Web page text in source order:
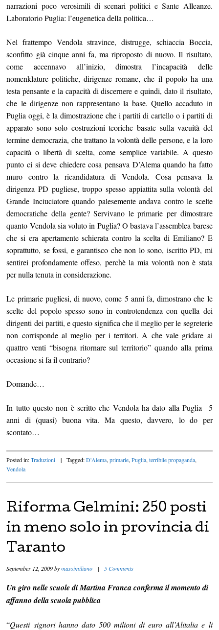
narrazioni poco verosimili di scenari politici e Sante Alleanze.
Laboratorio Puglia: l’eugenetica della politica…
Nel frattempo Vendola stravince, distrugge, schiaccia Boccia,
sconfitto già cinque anni fa, ma riproposto di nuovo. Il risultato,
come accennavo all’inizio, dimostra l’incapacità delle
nomenklature politiche, dirigenze romane, che il popolo ha una
testa pensante e la capacità di discernere e quindi, dato il risultato,
che le dirigenze non rappresentano la base. Quello accaduto in
Puglia oggi, è la dimostrazione che i partiti di cartello o i partiti di
apparato sono solo costruzioni teoriche basate sulla vacuità del
termine democrazia, che trattano la volontà delle persone, e la loro
capacità o libertà di scelta, come semplice variabile. A questo
punto ci si deve chiedere cosa pensava D’Alema quando ha fatto
muro contro la ricandidatura di Vendola. Cosa pensava la
dirigenza PD pugliese, troppo spesso appiattita sulla volontà del
Grande Inciuciatore quando palesemente andava contro le scelte
democratiche della gente? Servivano le primarie per dimostrare
quanto Vendola sia voluto in Puglia? O bastava l’assemblea barese
che si era apertamente schierata contro la scelta di Emiliano? E
soprattutto, se fossi, e garantisco che non lo sono, iscritto PD, mi
sentirei profondamente offeso, perchè la mia volontà non è stata
per nulla tenuta in considerazione.
Le primarie pugliesi, di nuovo, come 5 anni fa, dimostrano che le
scelte del popolo spesso sono in controtendenza con quella dei
dirigenti dei partiti, e questo significa che il meglio per le segreterie
non corrisponde al meglio per i territori. A che vale gridare ai
quattro venti “bisogna ritornare sul territorio” quando alla prima
occasione si fa il contrario?
Domande…
In tutto questo non è scritto che Vendola ha dato alla Puglia 5
anni di (quasi) buona vita. Ma questo, davvero, lo do per
scontato…
Posted in:Traduzioni | Tagged:D'Alema,primarie,Puglia,terribile propaganda,
Vendola
Riforma Gelmini: 250 posti
in meno solo in provincia di
Taranto
September 12, 2009bymassimiliano | 5 Comments
Un giro nelle scuole di Martina Franca conferma il momento di
affanno della scuola pubblica
“Questi signori hanno dato 500 milioni di euro all’Alitalia e li